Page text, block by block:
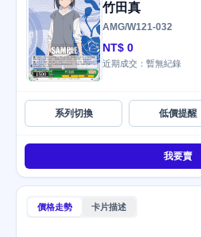
竹田真
AMG/W121-032
NT$ 0
近期成交：暫無紀錄
系列切換 低價提醒
我要賣
價格走勢 卡片描述